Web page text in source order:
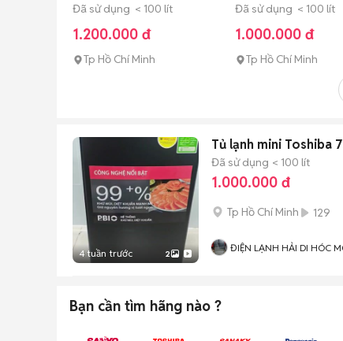
Đã sử dụng < 100 lít
1.200.000 đ
Tp Hồ Chí Minh
Đã sử dụng < 100 lít
1.000.000 đ
Tp Hồ Chí Minh
4 tuần trước 2
Tủ lạnh mini Toshiba
Đã sử dụng < 100 lít
1.000.000 đ
Tp Hồ Chí Minh 129
ĐIỆN LẠNH HẢI DI HÓC
Bạn cần tìm hãng nào ?